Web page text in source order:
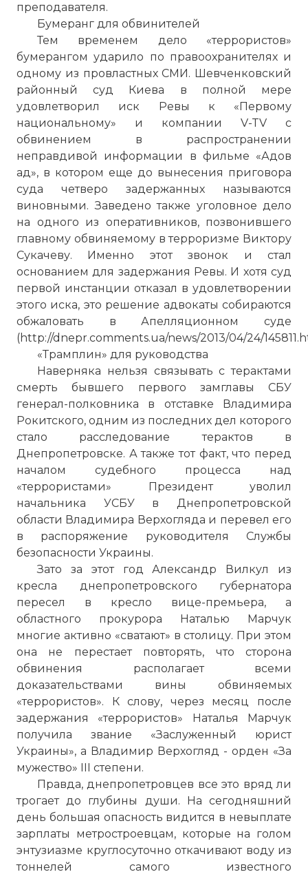
преподавателя.
Бумеранг для обвинителей
Тем временем дело «террористов»
бумерангом ударило по правоохранителях и
одному из провластных СМИ. Шевченковский
районный суд Киева в полной мере
удовлетворил иск Ревы к «Первому
национальному» и компании V-TV с
обвинением в распространении
неправдивой информации в фильме «Адов
ад», в котором еще до вынесения приговора
суда четверо задержанных называются
виновными. Заведено также уголовное дело
на одного из оперативников, позвонившего
главному обвиняемому в терроризме Виктору
Сукачеву. Именно этот звонок и стал
основанием для задержания Ревы. И хотя суд
первой инстанции отказал в удовлетворении
этого иска, это решение адвокаты собираются
обжаловать в Апелляционном суде
(http://dnepr.comments.ua/news/2013/04/24/
«Трамплин» для руководства
Наверняка нельзя связывать с терактами
смерть бывшего первого замглавы СБУ
генерал-полковника в отставке Владимира
Рокитского, одним из последних дел которого
стало расследование терактов в
Днепропетровске. А также тот факт, что перед
началом судебного процесса над
«террористами» Президент уволил
начальника УСБУ в Днепропетровской
области Владимира Верхогляда и перевел его
в распоряжение руководителя Службы
безопасности Украины.
Зато за этот год Александр Вилкул из
кресла днепропетровского губернатора
пересел в кресло вице-премьера, а
областного прокурора Наталью Марчук
многие активно «сватают» в столицу. При этом
она не перестает повторять, что сторона
обвинения располагает всеми
доказательствами вины обвиняемых
«террористов». К слову, через месяц после
задержания «террористов» Наталья Марчук
получила звание «Заслуженный юрист
Украины», а Владимир Верхогляд - орден «За
мужество» III степени.
Правда, днепропетровцев все это вряд ли
трогает до глубины души. На сегодняшний
день большая опасность видится в невыплате
зарплаты метростроевцам, которые на голом
энтузиазме круглосуточно откачивают воду из
тоннелей самого известного
Вернуться в статью: Взрывы в